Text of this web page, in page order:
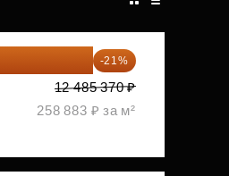
-21%
12 485 370 ₽
258 883 ₽ за м²